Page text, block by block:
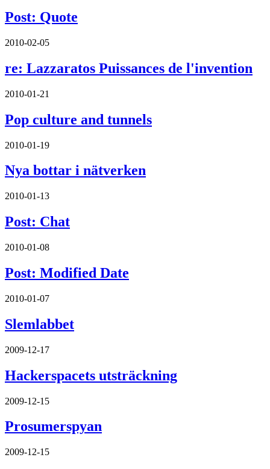
Post: Quote
2010-02-05
re: Lazzaratos Puissances de l'invention
2010-01-21
Pop culture and tunnels
2010-01-19
Nya bottar i nätverken
2010-01-13
Post: Chat
2010-01-08
Post: Modified Date
2010-01-07
Slemlabbet
2009-12-17
Hackerspacets utsträckning
2009-12-15
Prosumerspyan
2009-12-15